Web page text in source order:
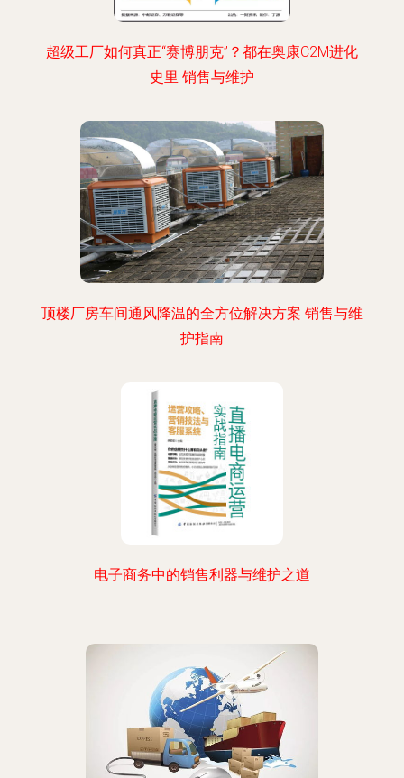
超级工厂如何真正“赛博朋克”？都在奥康C2M进化
史里 销售与维护
顶楼厂房车间通风降温的全方位解决方案 销售与维
护指南
电子商务中的销售利器与维护之道